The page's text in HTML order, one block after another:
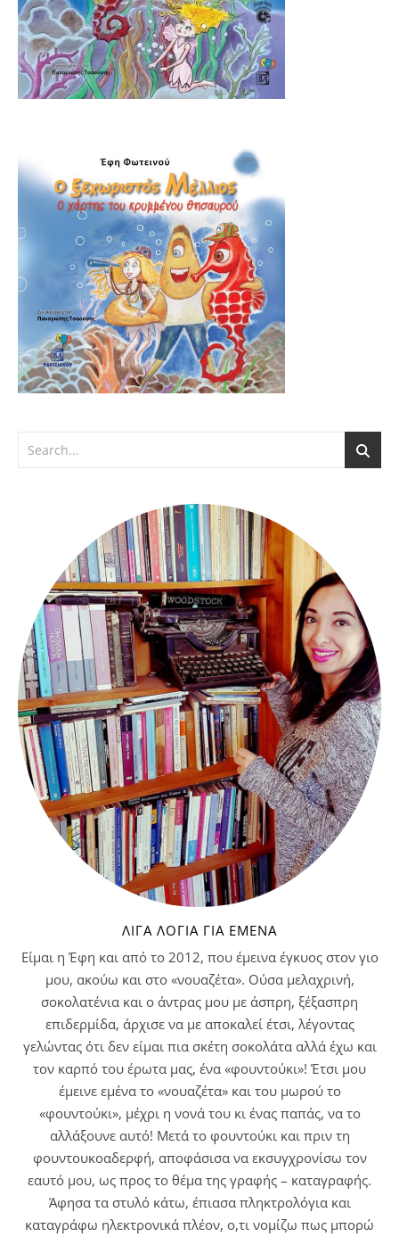
ΛΊΓΑ ΛΌΓΙΑ ΓΙΑ ΕΜΈΝΑ
Είμαι η Έφη και από το 2012, που έμεινα έγκυος στον γιο
μου, ακούω και στο «νουαζέτα». Ούσα μελαχρινή,
σοκολατένια και ο άντρας μου με άσπρη, ξέξασπρη
επιδερμίδα, άρχισε να με αποκαλεί έτσι, λέγοντας
γελώντας ότι δεν είμαι πια σκέτη σοκολάτα αλλά έχω και
τον καρπό του έρωτα μας, ένα «φουντούκι»! Έτσι μου
έμεινε εμένα το «νουαζέτα» και του μωρού το
«φουντούκι», μέχρι η νονά του κι ένας παπάς, να το
αλλάξουνε αυτό! Μετά το φουντούκι και πριν τη
φουντουκοαδερφή, αποφάσισα να εκσυγχρονίσω τον
εαυτό μου, ως προς το θέμα της γραφής – καταγραφής.
Άφησα τα στυλό κάτω, έπιασα πληκτρολόγια και
καταγράφω ηλεκτρονικά πλέον, ο,τι νομίζω πως μπορώ